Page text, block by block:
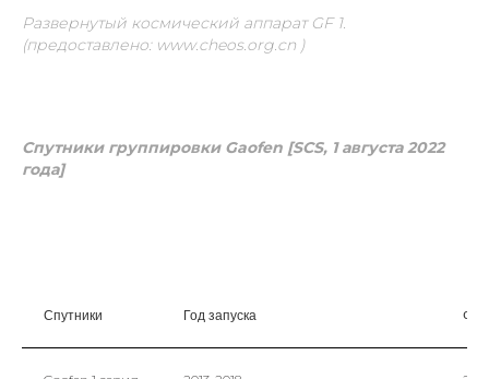
Развернутый космический аппарат GF 1.
(предоставлено: www.cheos.org.cn )
Спутники группировки Gaofen [SCS, 1 августа 2022
года]
Спутники Год запуска